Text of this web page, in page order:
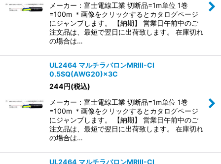
メーカー：富士電線工業 切断品=1m単位 1巻
=100m ＊画像をクリックするとカタログページ
にジャンプします。 【納期】 営業日午前中のご
注文品は、最短で翌日に出荷致します。 在庫切れ
の場合は…
UL2464 マルチラバロンMRIII-CI
0.5SQ(AWG20)×3C
244円(税込)
メーカー：富士電線工業 切断品=1m単位 1巻
=100m ＊画像をクリックするとカタログページ
にジャンプします。 【納期】 営業日午前中のご
注文品は、最短で翌日に出荷致します。 在庫切れ
の場合は…
UL2464 マルチラバロンMRIII-CI